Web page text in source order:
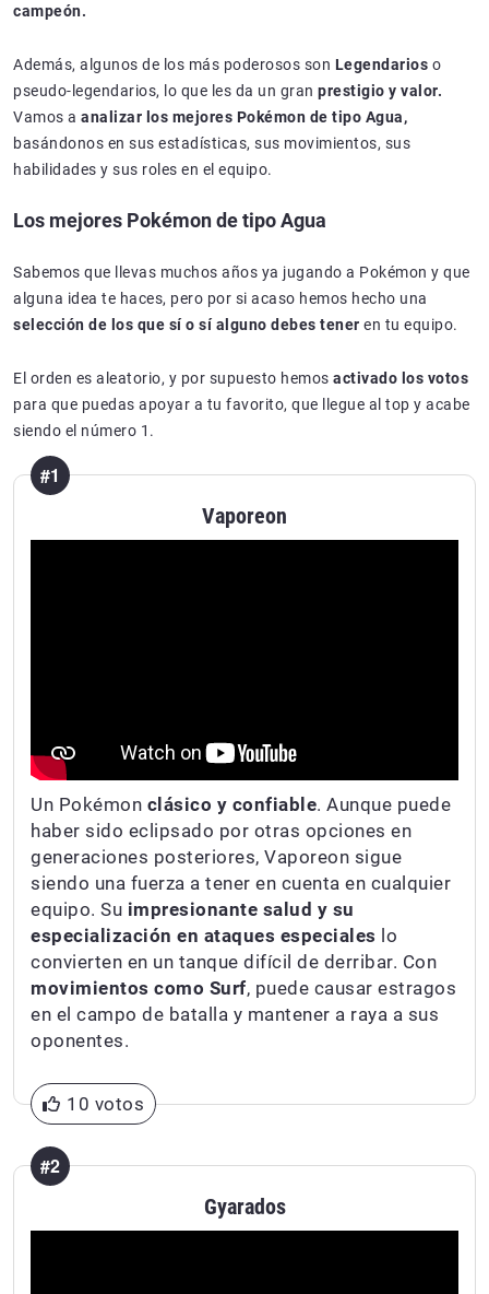
campeón.
Además, algunos de los más poderosos son Legendarios o
pseudo-legendarios, lo que les da un gran prestigio y valor.
Vamos a analizar los mejores Pokémon de tipo Agua,
basándonos en sus estadísticas, sus movimientos, sus
habilidades y sus roles en el equipo.
Los mejores Pokémon de tipo Agua
Sabemos que llevas muchos años ya jugando a Pokémon y que
alguna idea te haces, pero por si acaso hemos hecho una
selección de los que sí o sí alguno debes tener en tu equipo.
El orden es aleatorio, y por supuesto hemos activado los votos
para que puedas apoyar a tu favorito, que llegue al top y acabe
siendo el número 1.
#1
Vaporeon
Un Pokémon clásico y confiable. Aunque puede
haber sido eclipsado por otras opciones en
generaciones posteriores, Vaporeon sigue
siendo una fuerza a tener en cuenta en cualquier
equipo. Su impresionante salud y su
especialización en ataques especiales lo
convierten en un tanque difícil de derribar. Con
movimientos como Surf, puede causar estragos
en el campo de batalla y mantener a raya a sus
oponentes.
10 votos
#2
Gyarados